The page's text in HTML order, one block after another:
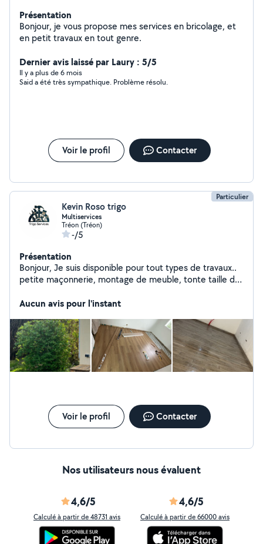
Présentation
Bonjour, je vous propose mes services en bricolage, et
en petit travaux en tout genre.
Dernier avis laissé par Laury : 5/5
Il y a plus de 6 mois
Said a été très sympathique. Problème résolu.
Voir le profil Contacter
Particulier
Kevin Roso trigo
Multiservices
Tréon (Tréon)
-/5
Présentation
Bonjour, Je suis disponible pour tout types de travaux..
petite maçonnerie, montage de meuble, tonte taille de
Aucun avis pour l'instant
Voir le profil Contacter
Nos utilisateurs nous évaluent
4,6/5
Calculé à partir de 48731 avis
4,6/5
Calculé à partir de 66000 avis